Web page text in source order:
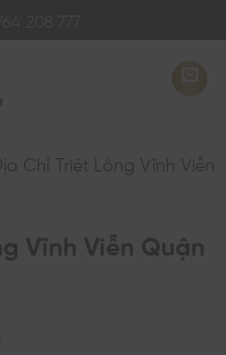
Chỉ Triệt Lông Vĩnh Viễn
Vĩnh Viễn Quận